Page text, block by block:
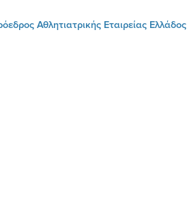
Αθλητιατρικής Εταιρείας Ελλάδος